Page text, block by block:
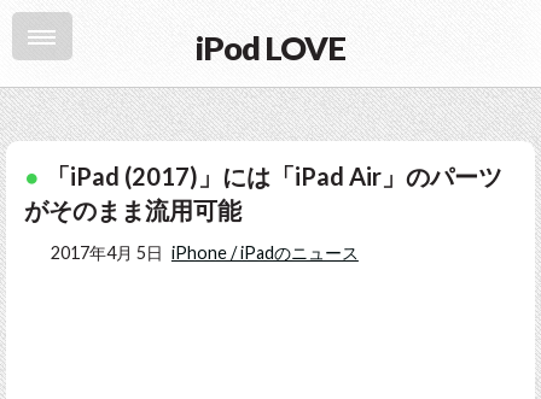
iPod LOVE
「iPad (2017)」には「iPad Air」のパーツ
がそのまま流用可能
2017年4月 5日 iPhone / iPadのニュース